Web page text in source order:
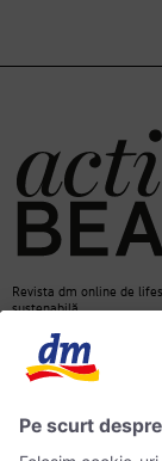
Revista dm online de
sustenabilă.